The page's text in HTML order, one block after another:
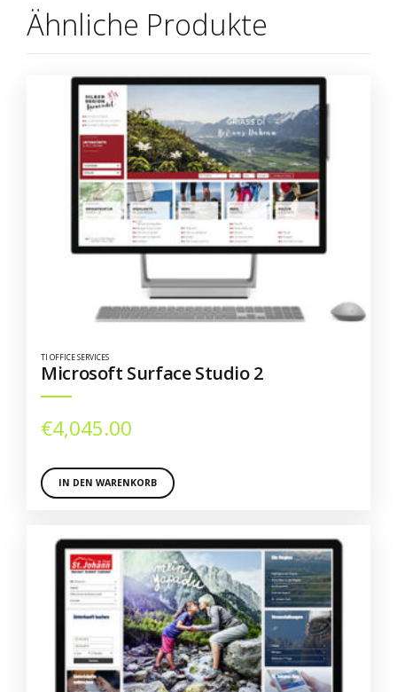
Ähnliche Produkte
TI OFFICE SERVICES
Microsoft Surface Studio 2
€4,045.00
IN DEN WARENKORB